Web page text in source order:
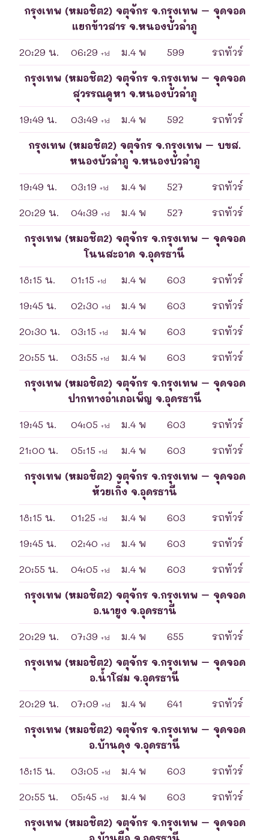
กรุงเทพ (หมอชิต2) จตุจักร จ.กรุงเทพ – จุดจอด
แยกข้าวสาร จ.หนองบัวลำภู
20:29 น. 06:29 +1d ม.4 พ 599 รถทัวร์
กรุงเทพ (หมอชิต2) จตุจักร จ.กรุงเทพ – จุดจอด
สุวรรณคูหา จ.หนองบัวลำภู
19:49 น. 03:49 +1d ม.4 พ 592 รถทัวร์
กรุงเทพ (หมอชิต2) จตุจักร จ.กรุงเทพ – บขส.
หนองบัวลำภู จ.หนองบัวลำภู
19:49 น. 03:19 +1d ม.4 พ 527 รถทัวร์
20:29 น. 04:39 +1d ม.4 พ 527 รถทัวร์
กรุงเทพ (หมอชิต2) จตุจักร จ.กรุงเทพ – จุดจอด
โนนสะอาด จ.อุดรธานี
18:15 น. 01:15 +1d ม.4 พ 603 รถทัวร์
19:45 น. 02:30 +1d ม.4 พ 603 รถทัวร์
20:30 น. 03:15 +1d ม.4 พ 603 รถทัวร์
20:55 น. 03:55 +1d ม.4 พ 603 รถทัวร์
กรุงเทพ (หมอชิต2) จตุจักร จ.กรุงเทพ – จุดจอด
ปากทางอำเภอเพ็ญ จ.อุดรธานี
19:45 น. 04:05 +1d ม.4 พ 603 รถทัวร์
21:00 น. 05:15 +1d ม.4 พ 603 รถทัวร์
กรุงเทพ (หมอชิต2) จตุจักร จ.กรุงเทพ – จุดจอด
ห้วยเกิ้ง จ.อุดรธานี
18:15 น. 01:25 +1d ม.4 พ 603 รถทัวร์
19:45 น. 02:40 +1d ม.4 พ 603 รถทัวร์
20:55 น. 04:05 +1d ม.4 พ 603 รถทัวร์
กรุงเทพ (หมอชิต2) จตุจักร จ.กรุงเทพ – จุดจอด
อ.นายูง จ.อุดรธานี
20:29 น. 07:39 +1d ม.4 พ 655 รถทัวร์
กรุงเทพ (หมอชิต2) จตุจักร จ.กรุงเทพ – จุดจอด
อ.น้ำโสม จ.อุดรธานี
20:29 น. 07:09 +1d ม.4 พ 641 รถทัวร์
กรุงเทพ (หมอชิต2) จตุจักร จ.กรุงเทพ – จุดจอด
อ.บ้านดุง จ.อุดรธานี
18:15 น. 03:05 +1d ม.4 พ 603 รถทัวร์
20:55 น. 05:45 +1d ม.4 พ 603 รถทัวร์
กรุงเทพ (หมอชิต2) จตุจักร จ.กรุงเทพ – จุดจอด